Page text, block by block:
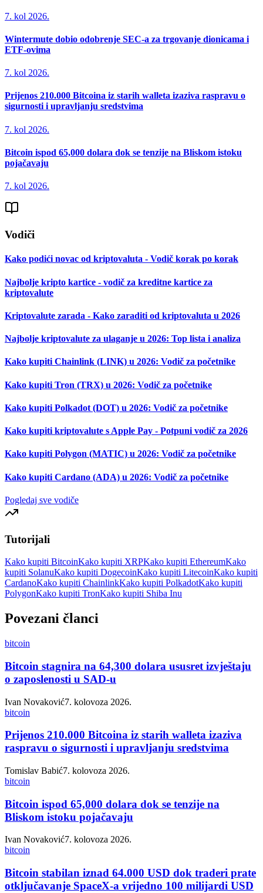
7. kol 2026.
Wintermute dobio odobrenje SEC-a za trgovanje dionicama i
ETF-ovima
7. kol 2026.
Prijenos 210.000 Bitcoina iz starih walleta izaziva raspravu o
sigurnosti i upravljanju sredstvima
7. kol 2026.
Bitcoin ispod 65,000 dolara dok se tenzije na Bliskom istoku
pojačavaju
7. kol 2026.
Vodiči
Kako podići novac od kriptovaluta - Vodič korak po korak
Najbolje kripto kartice - vodič za kreditne kartice za
kriptovalute
Kriptovalute zarada - Kako zaraditi od kriptovaluta u 2026
Najbolje kriptovalute za ulaganje u 2026: Top lista i analiza
Kako kupiti Chainlink (LINK) u 2026: Vodič za početnike
Kako kupiti Tron (TRX) u 2026: Vodič za početnike
Kako kupiti Polkadot (DOT) u 2026: Vodič za početnike
Kako kupiti kriptovalute s Apple Pay - Potpuni vodič za 2026
Kako kupiti Polygon (MATIC) u 2026: Vodič za početnike
Kako kupiti Cardano (ADA) u 2026: Vodič za početnike
Pogledaj sve vodiče
Tutorijali
Kako kupiti BitcoinKako kupiti XRPKako kupiti EthereumKako
kupiti SolanuKako kupiti DogecoinKako kupiti LitecoinKako kupiti
CardanoKako kupiti ChainlinkKako kupiti PolkadotKako kupiti
PolygonKako kupiti TronKako kupiti Shiba Inu
Povezani članci
bitcoin
Bitcoin stagnira na 64,300 dolara ususret izvještaju
o zaposlenosti u SAD-u
Ivan Novaković7. kolovoza 2026.
bitcoin
Prijenos 210.000 Bitcoina iz starih walleta izaziva
raspravu o sigurnosti i upravljanju sredstvima
Tomislav Babić7. kolovoza 2026.
bitcoin
Bitcoin ispod 65,000 dolara dok se tenzije na
Bliskom istoku pojačavaju
Ivan Novaković7. kolovoza 2026.
bitcoin
Bitcoin stabilan iznad 64.000 USD dok traderi prate
otključavanje SpaceX-a vrijedno 100 milijardi USD